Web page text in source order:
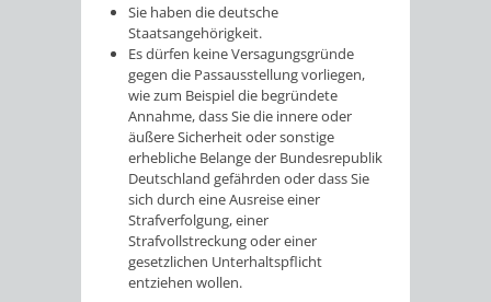
Sie haben die deutsche
Staatsangehörigkeit.
Es dürfen keine Versagungsgründe
gegen die Passausstellung vorliegen,
wie zum Beispiel die begründete
Annahme, dassSiedie innere oder
äußere Sicherheit oder sonstige
erhebliche Belange der Bundesrepublik
Deutschland gefährden oderdass Sie
sich durch eine Ausreise einer
Strafverfolgung, einer
Strafvollstreckung oder einer
gesetzlichen Unterhaltspflicht
entziehen wollen.